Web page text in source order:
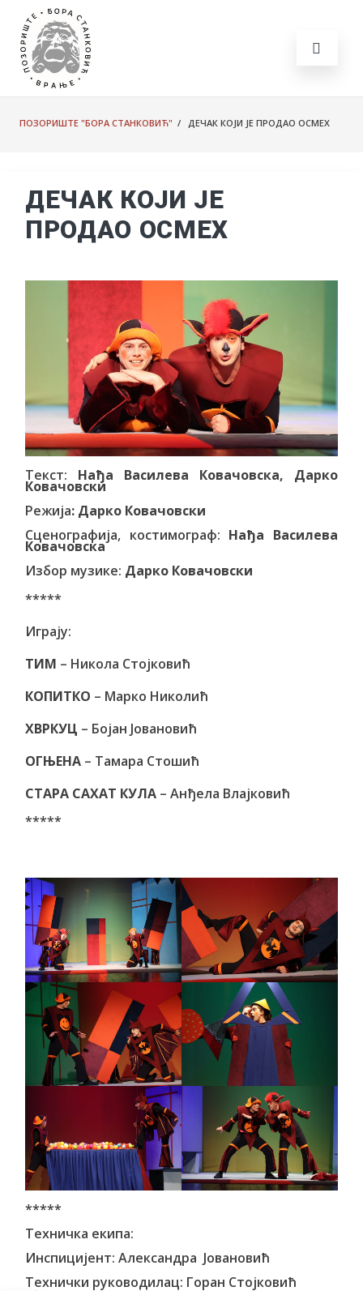
ПОЗОРИШТЕ "БОРА СТАНКОВИЋ" / ДЕЧАК КОЈИ ЈЕ ПРОДАО ОСМЕХ
ДЕЧАК КОЈИ ЈЕ
ПРОДАО ОСМЕХ
Текст: Нађа Василева Ковачовска, Дарко
Ковачовски
Режија: Дарко Ковачовски
Сценографија, костимограф: Нађа Василева
Ковачовска
Избор музике: Дарко Ковачовски
*****
Играју:
ТИМ – Никола Стојковић
КОПИТКО – Марко Николић
ХВРКУЦ – Бојан Јовановић
ОГЊЕНА – Тамара Стошић
СТАРА САХАТ КУЛА – Анђела Влајковић
*****
*****
Техничка екипа:
Инспицијент: Александра Јовановић
Технички руководилац: Горан Стојковић